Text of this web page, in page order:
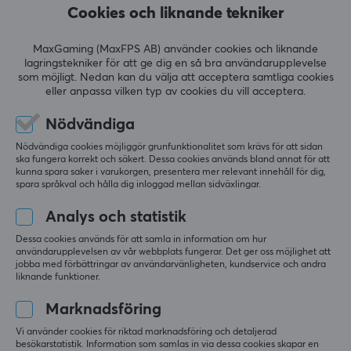
Samplingshastighet
Polärt mönster
Kardioid
den som ett
budgetval
med hög
ljudkvalitet.
LÄMNA RECENSION
Relevans
Alla recensioner
orpix
Level 7
No-scope Guardian
PC
Fifine am8
Väldigt bra produkt för sitt låga pris jag
rekommenderar.
Cookies och liknande tekniker
MaxGaming (MaxFPS AB) använder cookies och liknande
lagringstekniker för att ge dig en så bra användarupplevelse
som möjligt. Nedan kan du välja att acceptera samtliga cookies
eller anpassa vilken typ av cookies du vill acceptera.
Nödvändiga
Nödvändiga cookies möjliggör grunfunktionalitet som krävs för att sidan
ska fungera korrekt och säkert. Dessa cookies används bland annat för att
kunna spara saker i varukorgen, presentera mer relevant innehåll för dig,
spara språkval och hålla dig inloggad mellan sidväxlingar.
Analys och statistik
Dessa cookies används för att samla in information om hur
användarupplevelsen av vår webbplats fungerar. Det ger oss möjlighet att
jobba med förbättringar av användarvänligheten, kundservice och andra
liknande funktioner.
Marknadsföring
Vi använder cookies för riktad marknadsföring och detaljerad
besökarstatistik. Information som samlas in via dessa cookies skapar en